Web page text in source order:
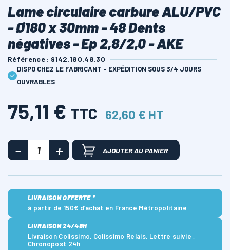
Lame circulaire carbure ALU/PVC
- Ø180 x 30mm - 48 Dents
négatives - Ep 2,8/2,0 - AKE
Référence : 9142.180.48.30
DISPO CHEZ LE FABRICANT - EXPÉDITION SOUS 3/4 JOURS
OUVRABLES
75,11 € TTC 62,60 € HT
AJOUTER AU PANIER
LIVRAISON OFFERTE *
à partir de 150€ d’achat en France Métropolitaine
LIVRAISON 24/48H
Livraison Colissimo, Colissimo Relais, Lettre suivie ,
Chronopost 24h